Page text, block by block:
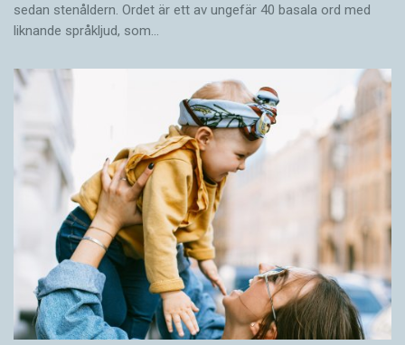
sedan stenåldern. Ordet är ett av ungefär 40 basala ord med
liknande språkljud, som…